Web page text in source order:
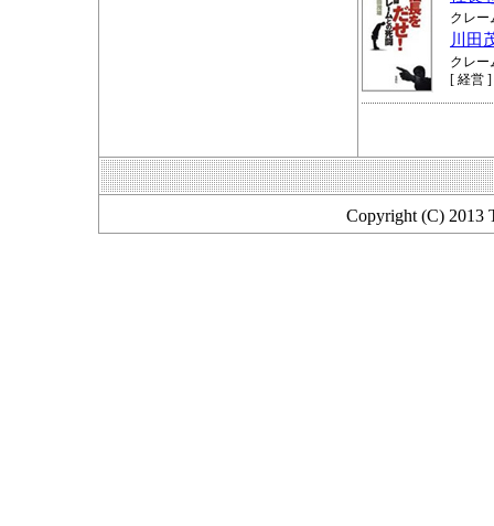
クレー
川田
クレー
[ 経営 ]
Copyright (C) 2013